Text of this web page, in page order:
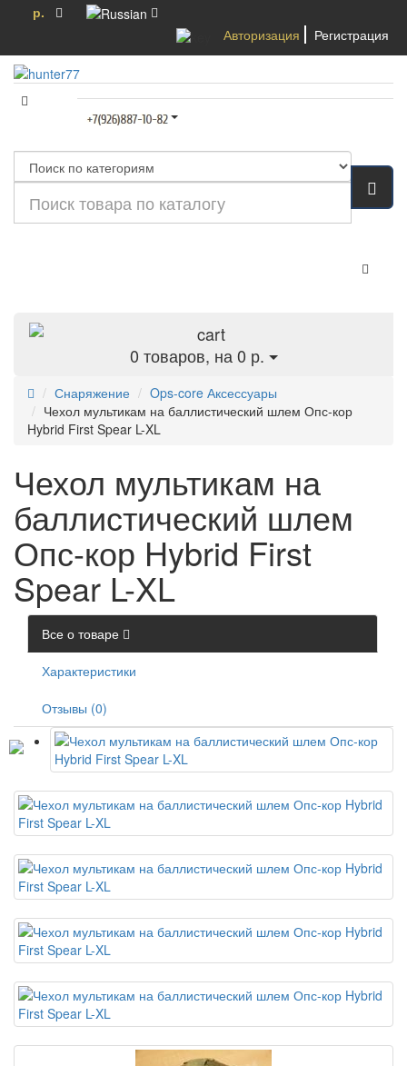
р.
Авторизация
Регистрация
0 товаров, на 0 р.
Снаряжение
Ops-core Аксессуары
Чехол мультикам на баллистический шлем Опс-кор
Hybrid First Spear L-XL
Чехол мультикам на
баллистический шлем
Опс-кор Hybrid First
Spear L-XL
Все о товаре
Характеристики
Отзывы (0)